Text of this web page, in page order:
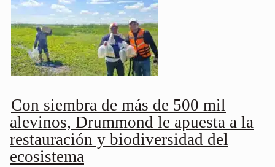
Con siembra de más de 500 mil
alevinos, Drummond le apuesta a la
restauración y biodiversidad del
ecosistema